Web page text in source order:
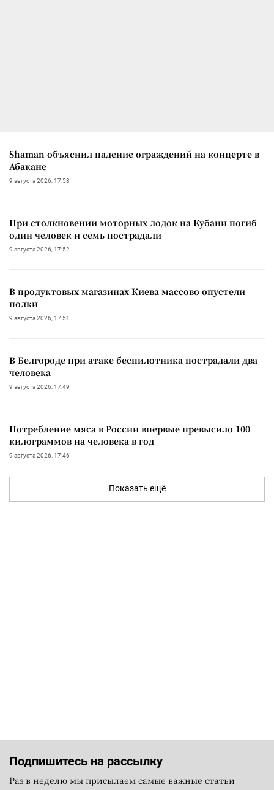
Shaman объяснил падение ограждений на концерте в
Абакане
9 августа 2026, 17:58
При столкновении моторных лодок на Кубани погиб
один человек и семь пострадали
9 августа 2026, 17:52
В продуктовых магазинах Киева массово опустели
полки
9 августа 2026, 17:51
В Белгороде при атаке беспилотника пострадали два
человека
9 августа 2026, 17:49
Потребление мяса в России впервые превысило 100
килограммов на человека в год
9 августа 2026, 17:46
Показать ещё
Подпишитесь на рассылку
Раз в неделю мы присылаем самые важные статьи